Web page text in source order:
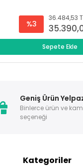
%3
36.484,53
Sepete Ekle
Geniş Ürün
Binlerce ürün ve
seçeneği
Kategoriler